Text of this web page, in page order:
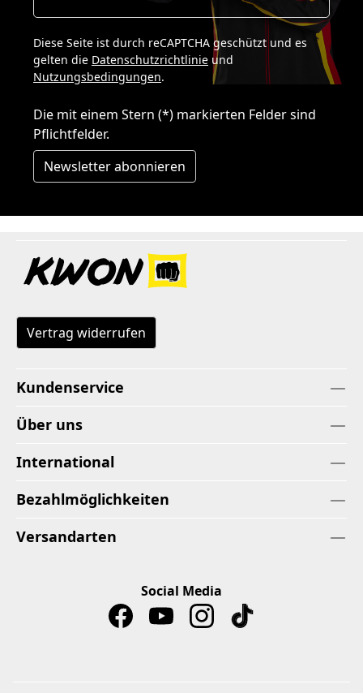
Diese Seite ist durch reCAPTCHA geschützt und es
gelten die Datenschutzrichtlinie und
Nutzungsbedingungen.
Die mit einem Stern (*) markierten Felder sind
Pflichtfelder.
Newsletter abonnieren
Vertrag widerrufen
Kundenservice
Über uns
International
Bezahlmöglichkeiten
Versandarten
Social Media